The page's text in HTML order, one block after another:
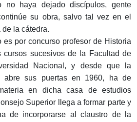
no haya dejado discípulos, gente
su obra, salvo tal vez en el
la cátedra.
es por concurso profesor de Historia
cursos sucesivos de la Facultad de
Nacional, y desde que la
abre sus puertas en 1960, ha de
en dicha casa de estudios
Superior llega a formar parte y
de incorporarse al claustro de la